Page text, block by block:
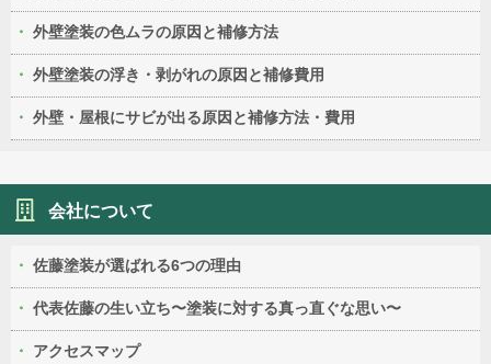
外壁塗装の色ムラの原因と補修方法
外壁塗装の浮き・剥がれの原因と補修費用
外壁・屋根にサビが出る原因と補修方法・費用
会社について
佐藤塗装が選ばれる6つの理由
代表佐藤の生い立ち〜塗装に対する真っ直ぐな思い〜
アクセスマップ